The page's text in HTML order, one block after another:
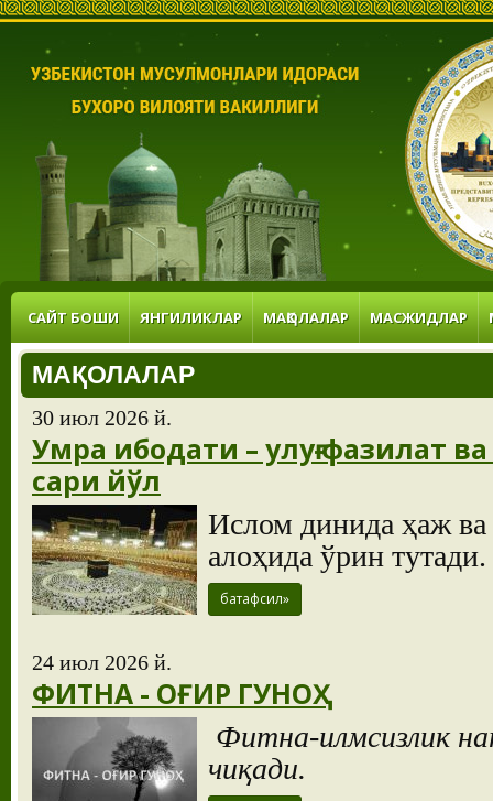
САЙТ БОШИ ЯНГИЛИКЛАР МАҚОЛАЛАР МАСЖИДЛАР
МАҚОЛАЛАР
30 июл 2026 й.
Умра ибодати – улуғ фазилат
сари йўл
Ислом динида ҳаж ва
алоҳида ўрин тутади.
батафсил»
24 июл 2026 й.
ФИТНА - ОҒИР ГУНОҲ
Фитна-илмсизлик
чиқади.